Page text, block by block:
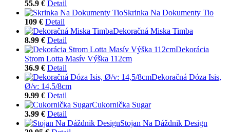
55.9 € Detail
Skrinka Na Dokumenty Tio
109 € Detail
Dekoračná Miska Timba
8.99 € Detail
Dekorácia
Strom Lotta Masív Výška 112cm
36.9 € Detail
Dekoračná Dóza Isis,
Ø/v: 14,5/8cm
9.99 € Detail
Cukornička Sugar
3.99 € Detail
Stojan Na Dáždnik Design